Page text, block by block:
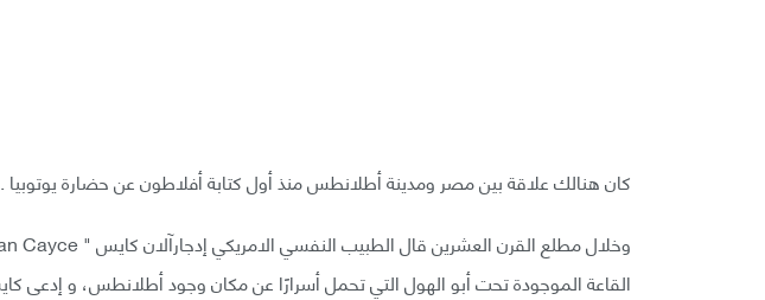
كان هنالك علاقة بين مصر ومدينة أطلانطس منذ أول كتابة أفلاطون عن حضارة يوتوبيا .